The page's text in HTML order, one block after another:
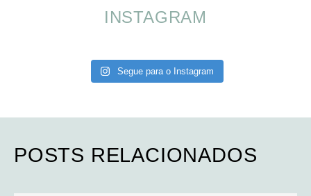
INSTAGRAM
Segue para o Instagram
POSTS RELACIONADOS